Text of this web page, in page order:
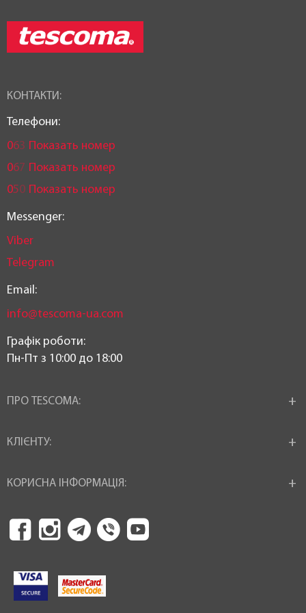
Можливість використання в
Висота (см):
7,5 см
Довжина:
44 см
В наявності
Країна реєстрація бренду:
Чехія
КОНТАКТИ:
Телефони:
063 Показать номер
067 Показать номер
050 Показать номер
Messenger:
Viber
Telegram
Email:
info@tescoma-ua.com
Графік роботи:
Пн-Пт з 10:00 до 18:00
ПРО TESCOMA:
КЛІЄНТУ:
КОРИСНА ІНФОРМАЦІЯ: